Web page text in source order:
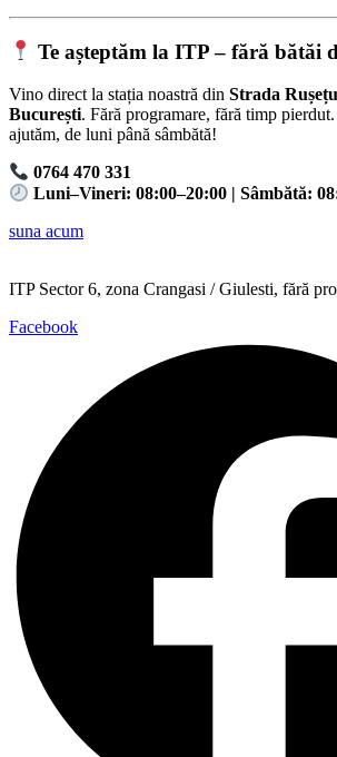
Te așteptăm la ITP – fără bătăi
Vino direct la stația noastră din Strada
București. Fără programare, fără timp
ajutăm, de luni până sâmbătă!
0764 470 331
Luni–Vineri: 08:00–20:00 | Sâmbătă:
suna acum
ITP Sector 6, zona Crangasi / Giulesti, fără
Facebook